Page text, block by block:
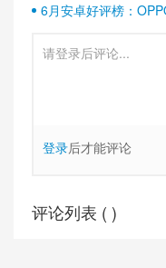
6月安卓好评榜：
登录后才能评论
评论列表 ( )